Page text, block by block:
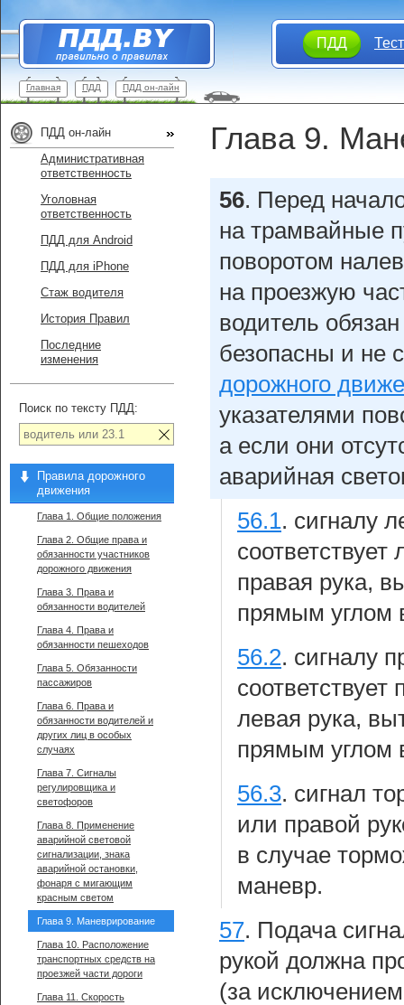
ПДД
Главная ПДД ПДД он-лайн
Глава 9.
56. Перед
на трамвайные
поворотом
на проезжую
водитель
безопасны и не
дорожного
указателями
а если они
аварийная
56.1. сигналу
правая рука,
прямым углом
56.2. сигналу
левая рука,
прямым углом
56.3. сигнал
или правой
в случае
маневр.
57. Подача
рукой должна
(за
ПДД он-лайн
Административная
ответственность
Уголовная
ответственность
ПДД для Android
ПДД для iPhone
Стаж водителя
История Правил
Последние
изменения
Поиск по тексту ПДД:
Правила дорожного
движения
Глава 1. Общие положения
Глава 2. Общие права и
обязанности участников
дорожного движения
Глава 3. Права и
обязанности водителей
Глава 4. Права и
обязанности пешеходов
Глава 5. Обязанности
пассажиров
Глава 6. Права и
обязанности водителей и
других лиц в особых
случаях
Глава 7. Сигналы
регулировщика и
светофоров
Глава 8. Применение
аварийной световой
сигнализации, знака
аварийной остановки,
фонаря с мигающим
красным светом
Глава 9. Маневрирование
Глава 10. Расположение
транспортных средств на
проезжей части дороги
Глава 11. Скорость